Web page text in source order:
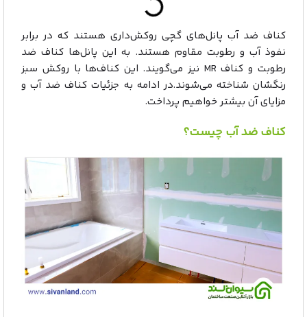
کناف ضد آب پانل‌های گچی روکش‌داری هستند که در برابر
نفوذ آب و رطوبت مقاوم هستند. به این پانل‌ها کناف ضد
رطوبت و کناف MR نیز می‌گویند. این کناف‌ها با روکش سبز
رنگشان شناخته می‌شوند.در ادامه به جزئیات کناف ضد آب و
مزایای آن بیشتر خواهیم پرداخت.
کناف ضد آب چیست؟